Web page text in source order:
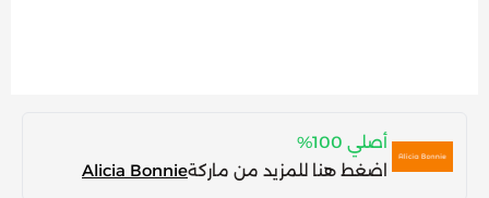
أصلي 100%
اضغط هنا للمزيد من ماركةAlicia Bonnie